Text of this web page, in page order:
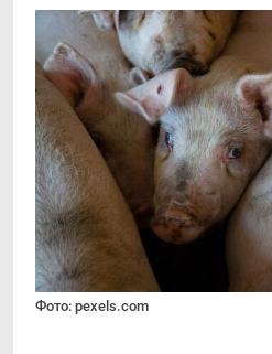
Фото: pexels.com